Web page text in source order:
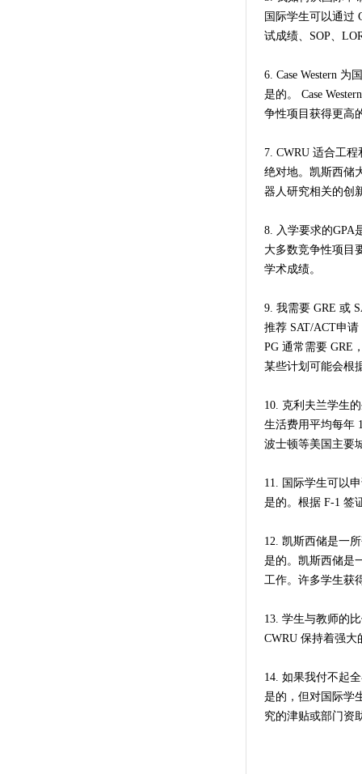
国际学生可以通过
试成绩、SOP、
6. Case Western 为
是的。 Case
争性项目获得更高
7. CWRU 适合工
绝对地。凯斯西储
器人研究相关的创
8. 入学要求的GPA
大多数竞争性项目
学术成绩。
9. 我需要 GRE 或
推荐 SAT/ACT申
PG 通常需要 GRE
某些计划可能会根
10. 克利夫兰学生
生活费用平均每年
波士顿等美国主要
11. 国际学生可以
是的。根据 F-1 签
12. 凯斯西储是一
是的。凯斯西储是
工作。许多学生获
13. 学生与教师的
CWRU 保持着强
14. 如果我付不起
是的，但对国际学
究的津贴或部门资